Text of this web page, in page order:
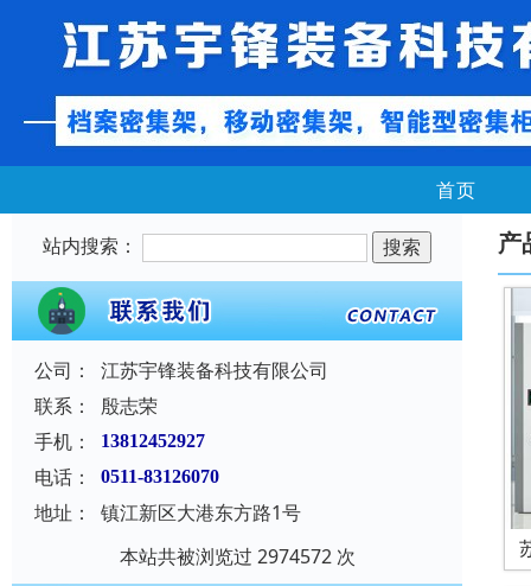
首页
站内搜索：
公司：
江苏宇锋装备科技有限公司
联系：
殷志荣
手机：
13812452927
电话： 0511-83126070
地址：
镇江新区大港东方路1号
本站共被浏览过 2974572 次
产